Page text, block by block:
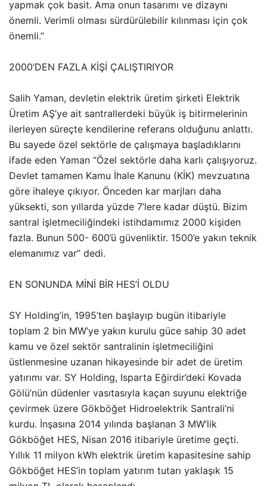
yapmak çok basit. Ama onun tasarımı ve dizaynı
önemli. Verimli olması sürdürülebilir kılınması için çok
önemli.”
2000’DEN FAZLA KİŞİ ÇALIŞTIRIYOR
Salih Yaman, devletin elektrik üretim şirketi Elektrik
Üretim AŞ’ye ait santrallerdeki büyük iş bitirmelerinin
ilerleyen süreçte kendilerine referans olduğunu anlattı.
Bu sayede özel sektörle de çalışmaya başladıklarını
ifade eden Yaman “Özel sektörle daha karlı çalışıyoruz.
Devlet tamamen Kamu İhale Kanunu (KİK) mevzuatına
göre ihaleye çıkıyor. Önceden kar marjları daha
yüksekti, son yıllarda yüzde 7’lere kadar düştü. Bizim
santral işletmeciliğindeki istihdamımız 2000 kişiden
fazla. Bunun 500- 600’ü güvenliktir. 1500’e yakın teknik
elemanımız var” dedi.
EN SONUNDA MİNİ BİR HES’İ OLDU
SY Holding’in, 1995’ten başlayıp bugün itibariyle
toplam 2 bin MW’ye yakın kurulu güce sahip 30 adet
kamu ve özel sektör santralinin işletmeciliğini
üstlenmesine uzanan hikayesinde bir adet de üretim
yatırımı var. SY Holding, Isparta Eğirdir’deki Kovada
Gölü’nün düdenler vasıtasıyla kaçan suyunu elektriğe
çevirmek üzere Gökböğet Hidroelektrik Santrali’ni
kurdu. İnşasına 2014 yılında başlanan 3 MW’lik
Gökböğet HES, Nisan 2016 itibariyle üretime geçti.
Yıllık 11 milyon kWh elektrik üretim kapasitesine sahip
Gökböğet HES’in toplam yatırım tutarı yaklaşık 15